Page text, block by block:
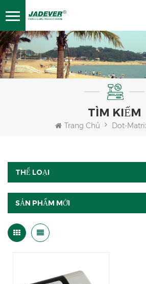
TÌM KIẾM
Trang Chủ Dot-
THỂ LOẠI
SẢN PHẨM MỚI